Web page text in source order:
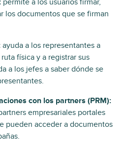
permite a los usuarios firmar,
los documentos que se firman
ayuda a los representantes a
física y a registrar sus
a los jefes a saber dónde se
con los partners (PRM):
empresariales portales
pueden acceder a documentos